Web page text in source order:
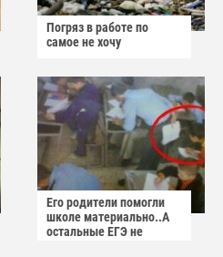
Погряз в работе по
самое не хочу
Его родители помогли
школе материально..А
остальные ЕГЭ не